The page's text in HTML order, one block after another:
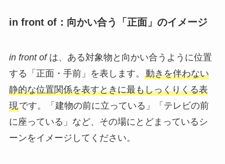
in front of：向かい合う「正面」のイメージ
in front ofは、ある対象物と向かい合うように位置
する「正面・手前」を表します。 動きを伴わない
静的な位置関係を表すときに最もしっくりくる表
現です。「建物の前に立っている」「テレビの前
に座っている」など、その場にとどまっているシ
ーンをイメージしてください。